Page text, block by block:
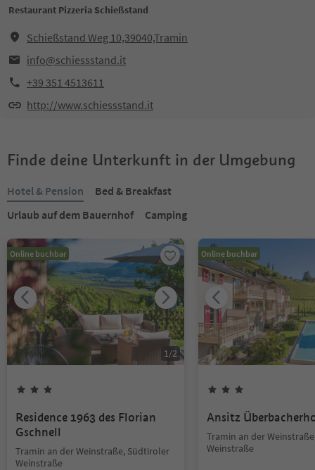
Restaurant Pizzeria Schießstand
Schießstand Weg 10,39040,Tramin
info@schiessstand.it
+39 351 4513611
http://www.schiessstand.it
Finde deine Unterkunft in der Umgebung
Hotel & Pension
Bed & Breakfast
Urlaub auf dem Bauernhof
Camping
Online buchbar
1/2
Residence 1963 des Florian
Gschnell
Tramin an der Weinstraße, Südtiroler
Weinstraße
Online buchbar
Ansitz
Tramin an der
Weinstraße